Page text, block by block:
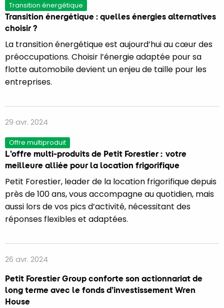
Transition énergétique
Transition énergétique : quelles énergies alternatives
choisir ?
La transition énergétique est aujourd’hui au cœur des
préoccupations. Choisir l’énergie adaptée pour sa
flotte automobile devient un enjeu de taille pour les
entreprises.
29 avr. 2024
Offre multiproduit
L’offre multi-produits de Petit Forestier : votre
meilleure alliée pour la location frigorifique
Petit Forestier, leader de la location frigorifique depuis
près de 100 ans, vous accompagne au quotidien, mais
aussi lors de vos pics d’activité, nécessitant des
réponses flexibles et adaptées.
26 avr. 2024
Petit Forestier Group conforte son actionnariat de
long terme avec le fonds d’investissement Wren
House